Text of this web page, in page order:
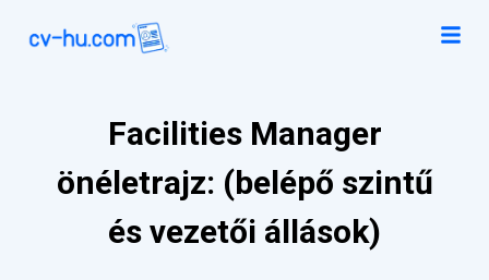
Facilities Manager
önéletrajz: (belépő szintű
és vezetői állások)